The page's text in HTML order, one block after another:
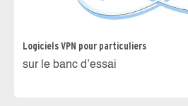
Logiciels VPN pour particuliers
sur le banc d’essai